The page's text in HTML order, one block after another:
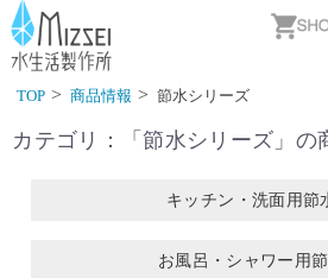
商品情報｜水生活製作
TOP 商品情報 節水シリーズ
カテゴリ：「節水シリーズ 」の
キッチン・洗面用節
お風呂・シャワー用